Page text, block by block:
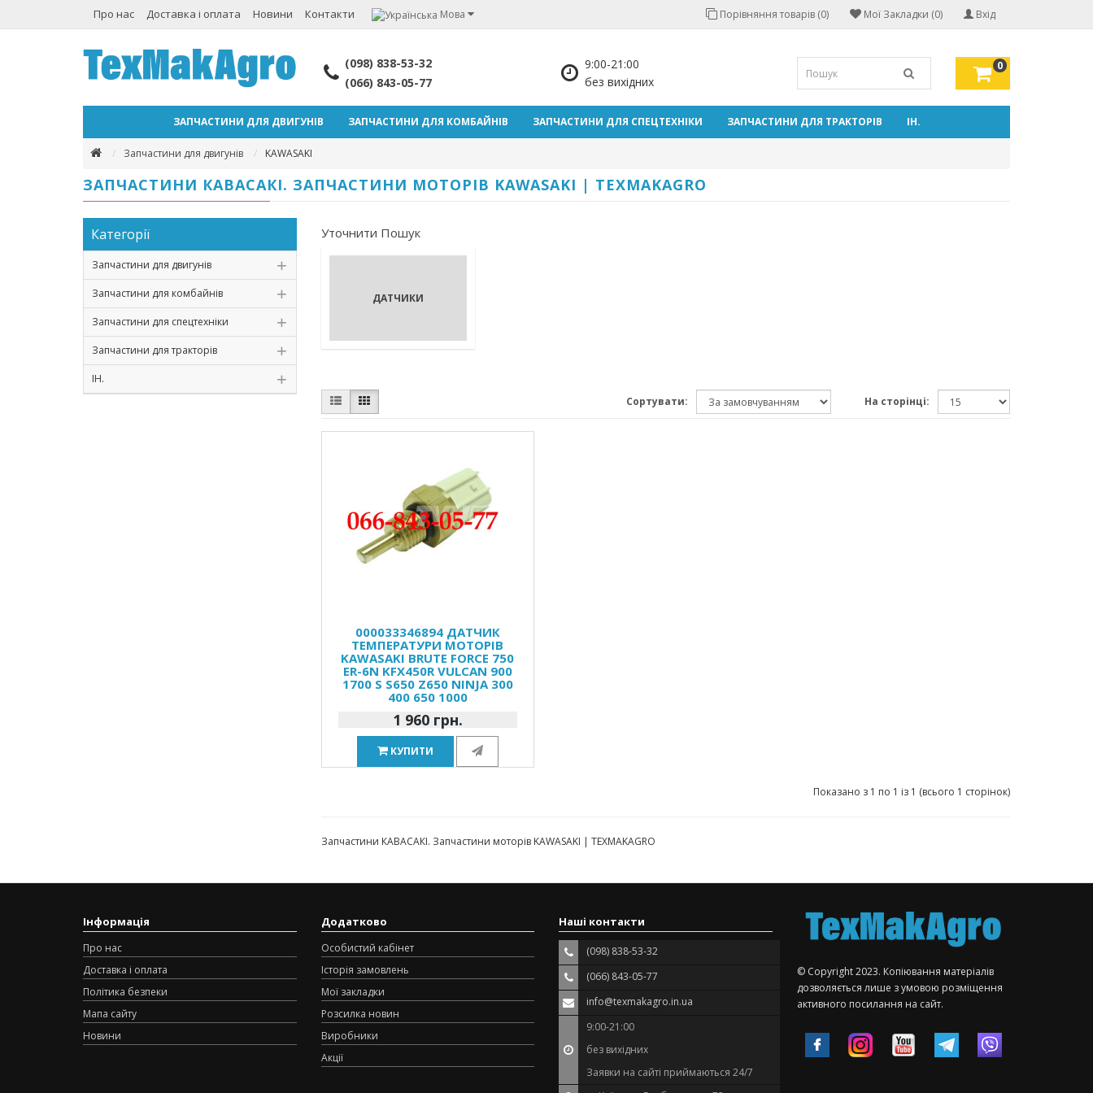
Про нас Доставка і оплата Новини Контакти Мова Вхід
Мої Закладки (0)
Порівняння товарів (0)
(098) 838-53-32
(066) 843-05-77
9:00-21:00
без вихідних
0
ЗАПЧАСТИНИ ДЛЯ ДВИГУНІВ ЗАПЧАСТИНИ ДЛЯ КОМБАЙНІВ ЗАПЧАСТИНИ ДЛЯ СПЕЦТЕХНІКИ ЗАПЧАСТИНИ ДЛЯ ТРАКТОРІВ ІН.
Запчастини для двигунів KAWASAKI
ЗАПЧАСТИНИ КАВАСАКІ. ЗАПЧАСТИНИ МОТОРІВ KAWASAKI | TEXMAKAGRO
Категорії
Запчастини для двигунів
Запчастини для комбайнів
Запчастини для спецтехніки
Запчастини для тракторів
ІН.
Уточнити Пошук
ДАТЧИКИ
Сортувати: На сторінці:
000033346894 ДАТЧИК
ТЕМПЕРАТУРИ МОТОРІВ
KAWASAKI BRUTE FORCE 750
ER-6N KFX450R VULCAN 900
1700 S S650 Z650 NINJA 300
400 650 1000
1 960 грн.
КУПИТИ
Показано з 1 по 1 із 1 (всього 1 сторінок)
Запчастини КАВАСАКІ. Запчастини моторів KAWASAKI | TEXMAKAGRO
Інформація
Про нас
Доставка і оплата
Політика безпеки
Мапа сайту
Новини
Додатково
Особистий кабінет
Історія замовлень
Мої закладки
Розсилка новин
Виробники
Акції
Наші контакти
(098) 838-53-32
(066) 843-05-77
info@texmakagro.in.ua
9:00-21:00
без вихідних
Заявки на сайті приймаються 24/7
© Copyright 2023. Копіювання матеріалів
дозволяється лише з умовою розміщення
активного посилання на сайт.